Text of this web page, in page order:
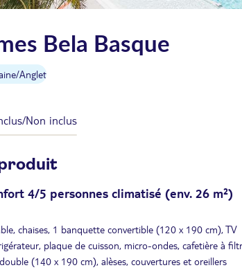
Bela Basque
/Anglet
Non inclus
4/5 personnes climatisé (env. 26 m²)
chaises, 1 banquette convertible (120 x 190 cm), TV
plaque de cuisson, micro-ondes, cafetière à
(140 x 190 cm), alèses, couvertures et oreillers